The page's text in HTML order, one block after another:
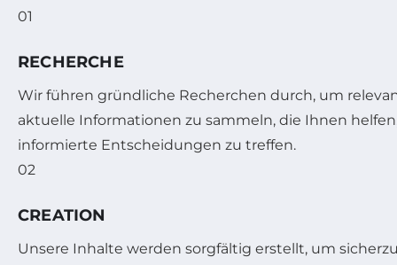
01
RECHERCHE
Wir führen gründliche Recherchen durch, um
aktuelle Informationen zu sammeln, die Ihnen
informierte Entscheidungen zu treffen.
02
CREATION
Unsere Inhalte werden sorgfältig erstellt, um